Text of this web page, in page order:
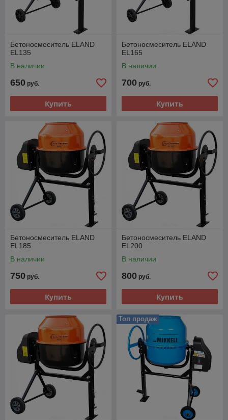
Бетоносмеситель ELAND
EL135
В наличии
650 руб.
Купить
Бетоносмеситель ELAND
EL165
В наличии
700 руб.
Купить
Бетоносмеситель ELAND
EL185
В наличии
750 руб.
Купить
Бетоносмеситель ELAND
EL200
В наличии
800 руб.
Купить
Топ продаж